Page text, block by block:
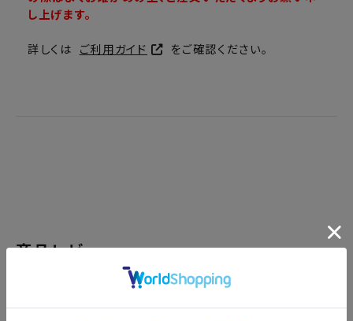
し上げます。
詳しくは ご利用ガイド をご確認ください。
商品レビュー